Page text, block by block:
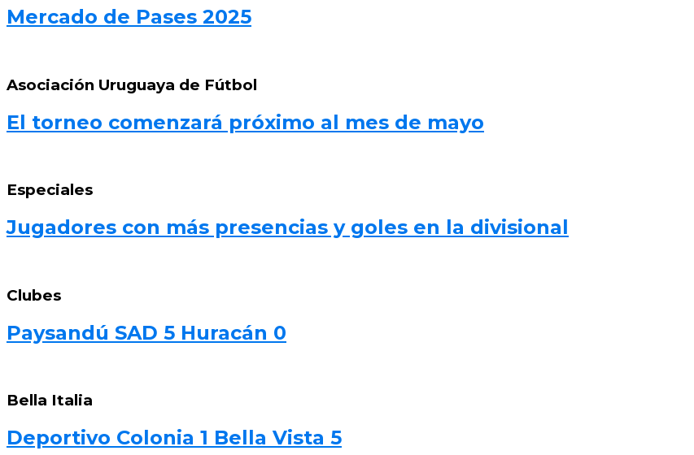
Mercado de Pases 2025
Asociación Uruguaya de Fútbol
El torneo comenzará próximo al mes de mayo
Especiales
Jugadores con más presencias y goles en la divisional
Clubes
Paysandú SAD 5 Huracán 0
Bella Italia
Deportivo Colonia 1 Bella Vista 5